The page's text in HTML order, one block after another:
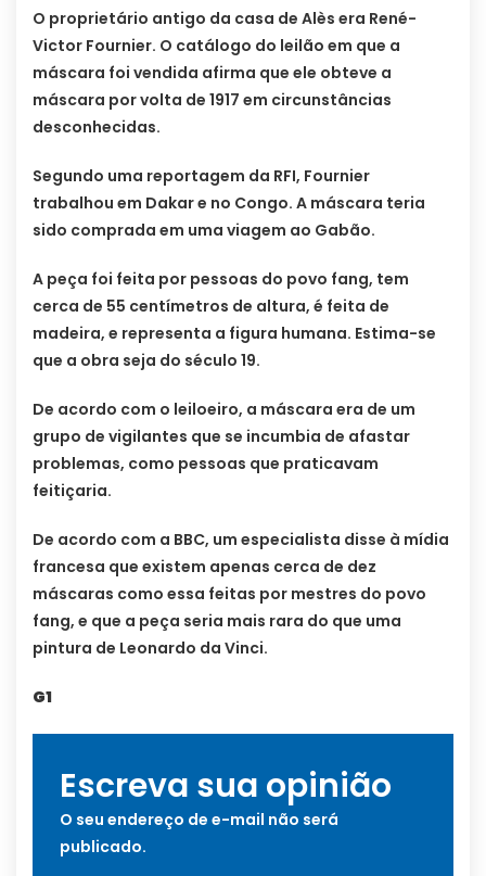
O proprietário antigo da casa de Alès era René-
Victor Fournier. O catálogo do leilão em que a
máscara foi vendida afirma que ele obteve a
máscara por volta de 1917 em circunstâncias
desconhecidas.
Segundo uma reportagem da RFI, Fournier
trabalhou em Dakar e no Congo. A máscara teria
sido comprada em uma viagem ao Gabão.
A peça foi feita por pessoas do povo fang, tem
cerca de 55 centímetros de altura, é feita de
madeira, e representa a figura humana. Estima-se
que a obra seja do século 19.
De acordo com o leiloeiro, a máscara era de um
grupo de vigilantes que se incumbia de afastar
problemas, como pessoas que praticavam
feitiçaria.
De acordo com a BBC, um especialista disse à mídia
francesa que existem apenas cerca de dez
máscaras como essa feitas por mestres do povo
fang, e que a peça seria mais rara do que uma
pintura de Leonardo da Vinci.
G1
Escreva sua opinião
O seu endereço de e-mail não será
publicado.